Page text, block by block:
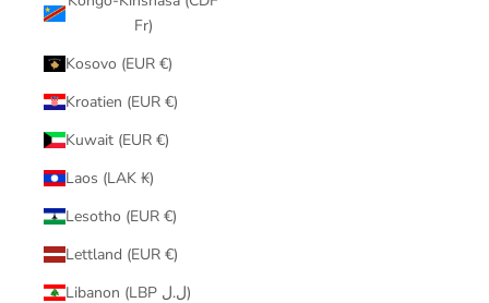
Fr)
Kosovo (EUR €)
Kroatien (EUR €)
Kuwait (EUR €)
Laos (LAK ₭)
Lesotho (EUR €)
Lettland (EUR €)
Libanon (LBP ل.ل)